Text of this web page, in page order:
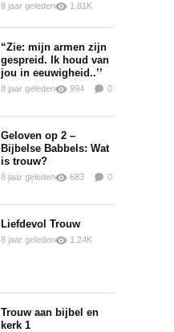
8 jaar geleden
1.81K
“Zie: mijn armen zijn
gespreid. Ik houd van
jou in eeuwigheid..’’
8 jaar geleden 994
0
Geloven op 2 –
Bijbelse Babbels: Wat
is trouw?
8 jaar geleden 683
0
Liefdevol Trouw
8 jaar geleden
1.24K
Trouw aan bijbel en
kerk 1